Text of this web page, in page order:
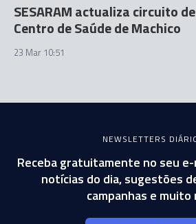
SESARAM actualiza circuito
Centro de Saúde de Machico
23 Mar 10:51
NEWSLETTERS
Receba gratuitamente no seu
notícias do dia, sugestões
campanhas e muito